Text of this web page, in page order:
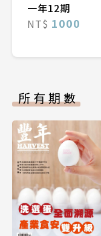
一年12期
NT$ 1000
所有期數